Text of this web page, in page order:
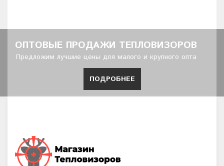
ОПТОВЫЕ ПРОДАЖИ ТЕПЛОВИЗОРОВ
Предложим лучшие цены для малого и крупного опта
ПОДРОБНЕЕ